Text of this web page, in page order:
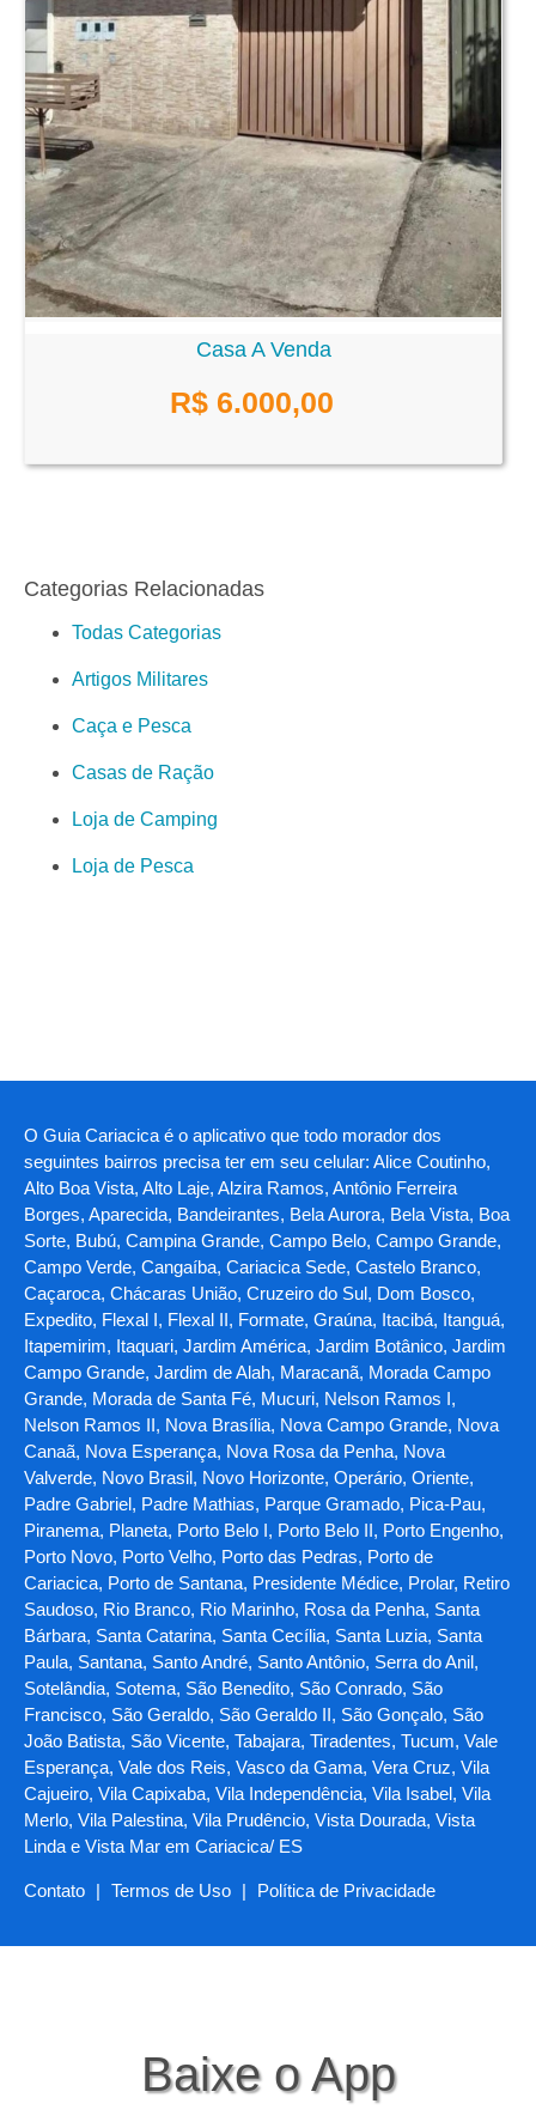
Casa A Venda
R$ 6.000,00
Categorias Relacionadas
Todas Categorias
Artigos Militares
Caça e Pesca
Casas de Ração
Loja de Camping
Loja de Pesca
O Guia Cariacica é o aplicativo que todo morador dos
seguintes bairros precisa ter em seu celular: Alice Coutinho,
Alto Boa Vista, Alto Laje, Alzira Ramos, Antônio Ferreira
Borges, Aparecida, Bandeirantes, Bela Aurora, Bela Vista, Boa
Sorte, Bubú, Campina Grande, Campo Belo, Campo Grande,
Campo Verde, Cangaíba, Cariacica Sede, Castelo Branco,
Caçaroca, Chácaras União, Cruzeiro do Sul, Dom Bosco,
Expedito, Flexal I, Flexal II, Formate, Graúna, Itacibá, Itanguá,
Itapemirim, Itaquari, Jardim América, Jardim Botânico, Jardim
Campo Grande, Jardim de Alah, Maracanã, Morada Campo
Grande, Morada de Santa Fé, Mucuri, Nelson Ramos I,
Nelson Ramos II, Nova Brasília, Nova Campo Grande, Nova
Canaã, Nova Esperança, Nova Rosa da Penha, Nova
Valverde, Novo Brasil, Novo Horizonte, Operário, Oriente,
Padre Gabriel, Padre Mathias, Parque Gramado, Pica-Pau,
Piranema, Planeta, Porto Belo I, Porto Belo II, Porto Engenho,
Porto Novo, Porto Velho, Porto das Pedras, Porto de
Cariacica, Porto de Santana, Presidente Médice, Prolar, Retiro
Saudoso, Rio Branco, Rio Marinho, Rosa da Penha, Santa
Bárbara, Santa Catarina, Santa Cecília, Santa Luzia, Santa
Paula, Santana, Santo André, Santo Antônio, Serra do Anil,
Sotelândia, Sotema, São Benedito, São Conrado, São
Francisco, São Geraldo, São Geraldo II, São Gonçalo, São
João Batista, São Vicente, Tabajara, Tiradentes, Tucum, Vale
Esperança, Vale dos Reis, Vasco da Gama, Vera Cruz, Vila
Cajueiro, Vila Capixaba, Vila Independência, Vila Isabel, Vila
Merlo, Vila Palestina, Vila Prudêncio, Vista Dourada, Vista
Linda e Vista Mar em Cariacica/ ES
Contato | Termos de Uso | Política de Privacidade
Baixe o App